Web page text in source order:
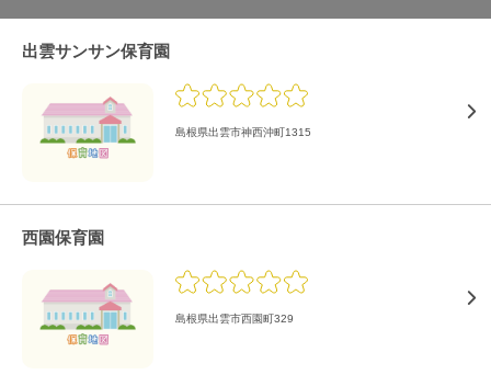
出雲サンサン保育園
島根県出雲市神西沖町1315
西園保育園
島根県出雲市西園町329